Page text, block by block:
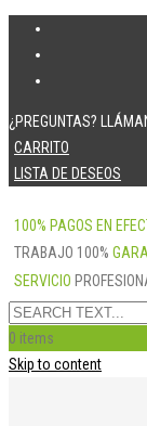
¿PREGUNTAS?
CARRITO
LISTA DE DESEOS
100% PAGOS EN
TRABAJO 100%
SERVICIO
0 items
Skip to content